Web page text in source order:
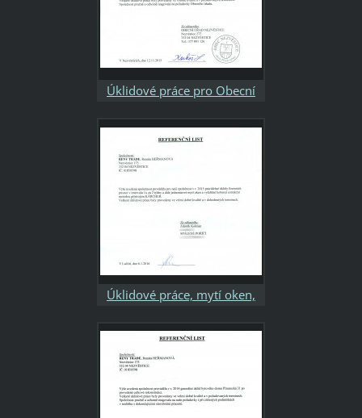
Úklidové práce pro Obecní
Úklidové práce, mytí oken,
prostor p. Kolman